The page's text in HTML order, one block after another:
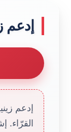
إدعم
إدعم
القرّاء.